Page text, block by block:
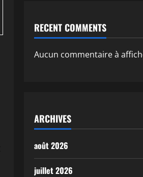
RECENT COMMENTS
Aucun commentaire à
ARCHIVES
août 2026
juillet 2026